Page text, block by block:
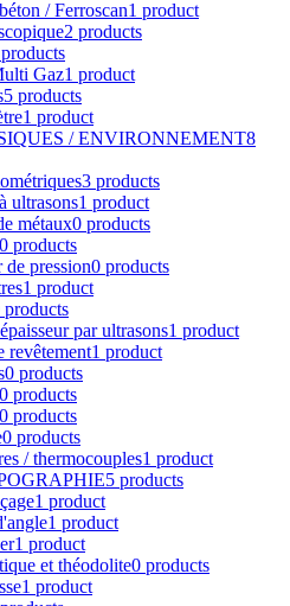
3 products
ultrasons1 product
métaux
0 products
pression
1 product
products
par ultrasons
revêtement1 product
0 products
0 products
0 products
0 products
/ thermocouples
1 product
1 product
1 product
et théodolite
1 product
Manutention & levage9 products
0 products